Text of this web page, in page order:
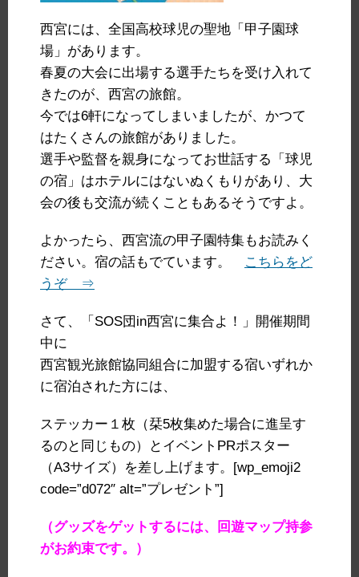
西宮には、全国高校球児の聖地「甲子園球
場」があります。
春夏の大会に出場する選手たちを受け入れて
きたのが、西宮の旅館。
今では6軒になってしまいましたが、かつて
はたくさんの旅館がありました。
選手や監督を親身になってお世話する「球児
の宿」はホテルにはないぬくもりがあり、大
会の後も交流が続くこともあるそうですよ。
よかったら、西宮流の甲子園特集もお読みく
ださい。宿の話もでています。
こちらをど
うぞ ⇒
さて、「SOS団in西宮に集合よ！」開催期間
中に
西宮観光旅館協同組合に加盟する宿いずれか
に宿泊された方には、
ステッカー１枚（栞5枚集めた場合に進呈す
るのと同じもの）とイベントPRポスター
（A3サイズ）を差し上げます。[wp_emoji2
code=”d072″ alt=”プレゼント”]
（グッズをゲットするには、回遊マップ持参
がお約束です。）